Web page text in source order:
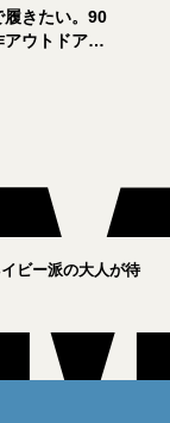
履きたい。90
ウトドアサ
ビー派の大人が待